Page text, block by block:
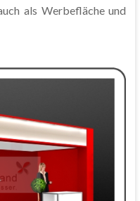
als Werbefläche und